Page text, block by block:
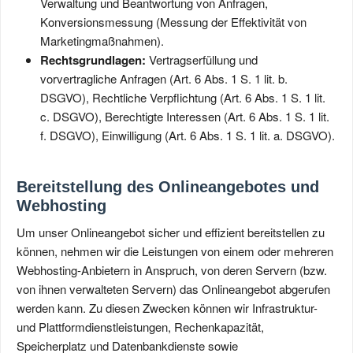
Konversionsmessung (Messung der Effektivität von
Marketingmaßnahmen).
Rechtsgrundlagen: Vertragserfüllung und
vorvertragliche Anfragen (Art. 6 Abs. 1 S. 1 lit. b.
DSGVO), Rechtliche Verpflichtung (Art. 6 Abs. 1 S. 1 lit.
c. DSGVO), Berechtigte Interessen (Art. 6 Abs. 1 S. 1 lit.
f. DSGVO), Einwilligung (Art. 6 Abs. 1 S. 1 lit. a. DSGVO).
Bereitstellung des Onlineangebotes und
Webhosting
Um unser Onlineangebot sicher und effizient bereitstellen zu
können, nehmen wir die Leistungen von einem oder mehreren
Webhosting-Anbietern in Anspruch, von deren Servern (bzw.
von ihnen verwalteten Servern) das Onlineangebot abgerufen
werden kann. Zu diesen Zwecken können wir Infrastruktur-
und Plattformdienstleistungen, Rechenkapazität,
Speicherplatz und Datenbankdienste sowie